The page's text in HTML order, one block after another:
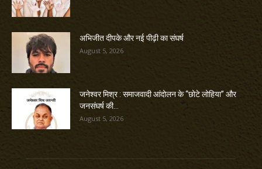
अभिजीत दीपके और नई पीढ़ी का संघर्ष
August 5, 2026
जनेश्वर मिश्र : समाजवादी आंदोलन के “छोटे लोहिया” और
जनसंघर्ष की...
August 5, 2026